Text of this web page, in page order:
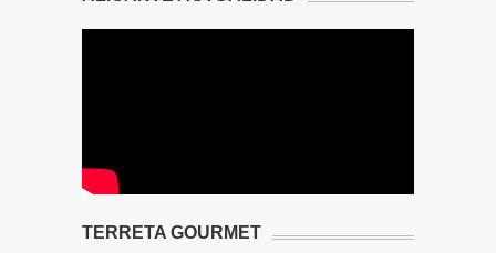
TERRETA GOURMET